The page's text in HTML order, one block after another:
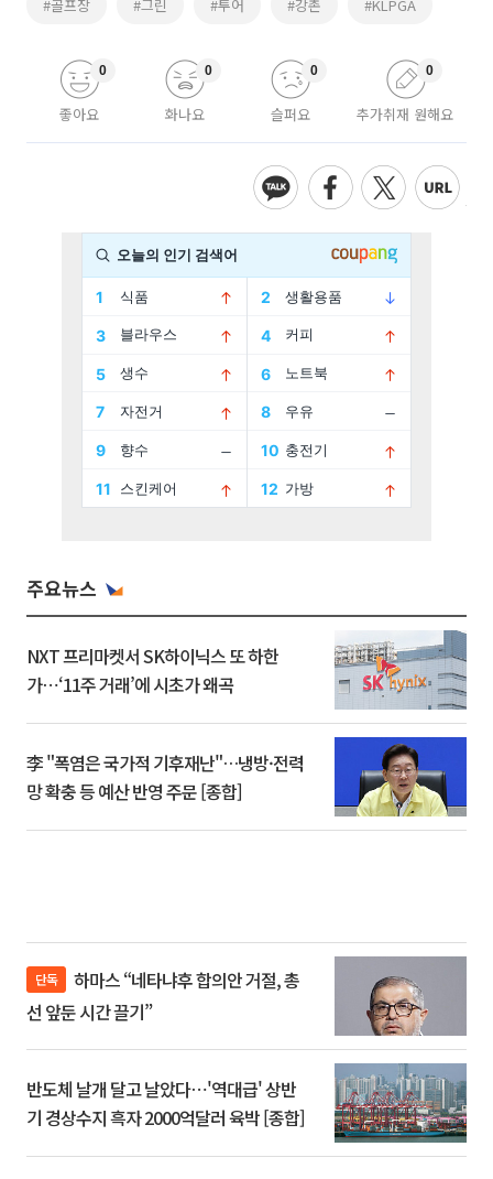
#골프장 #그린 #투어 #강촌 #KLPGA
좋아요
0
화나요
0
슬퍼요
0
추가취재 원해요
0
주요뉴스
NXT 프리마켓서 SK하이닉스 또 하한
가⋯‘11주 거래’에 시초가 왜곡
李 "폭염은 국가적 기후재난"…냉방·전력
망 확충 등 예산 반영 주문 [종합]
단독
선 앞둔 시간 끌기”
반도체 날개 달고 날았다⋯'역대급' 상반
기 경상수지 흑자 2000억달러 육박 [종합]